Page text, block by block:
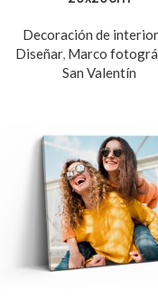
Decoración de
Diseñar, Marco
San Valentín